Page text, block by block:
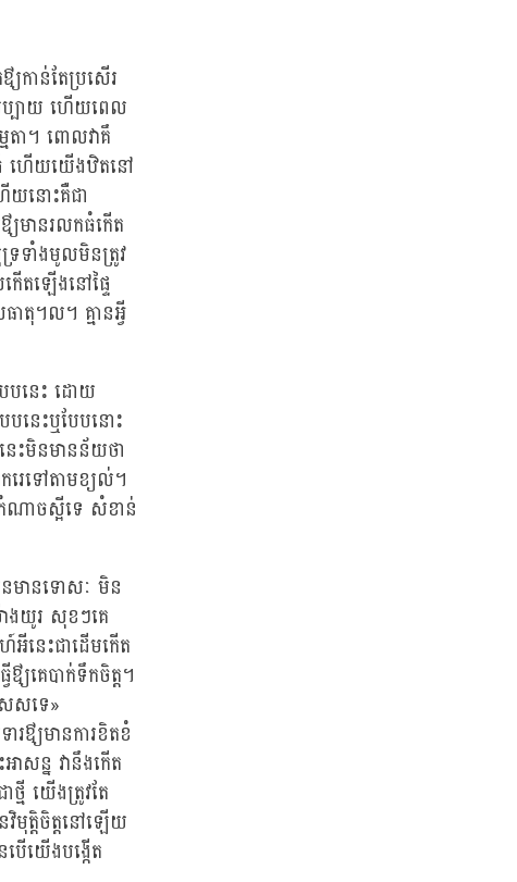
កាន់តែប្រសើរ
ប្បាយ ហើយពេល
តា។ ពោលវាគឹ
ហើយយើងឋិតនៅ
យនោះគឺជា
យមានរលកធំកើត
រទាំងមូលមិនត្រូវ
ើតឡើងនៅផ្ទៃ
តុ។ល។ គ្មានអ្វី
បនេះ ដោយ
នេះឬបែបនោះ
េះមិនមានន័យថា
រេទៅតាមខ្យល់។
ណាចស្អីទេ សំខាន់
នមានទោសៈ មិន
ងយូរ សុខៗគេ
អីនេះជាដើមកើត
យគេបាក់ទឹកចិត្ត។
េសទេ»
រឳ្យមានការខិតខំ
ាសន្ន វានឹងកើត
មី យើងត្រូវតែ
មុត្តិចិត្តនៅឡើយ
ើយើងបង្កើត